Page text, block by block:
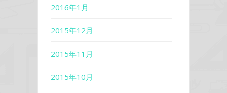
2016年1月
2015年12月
2015年11月
2015年10月